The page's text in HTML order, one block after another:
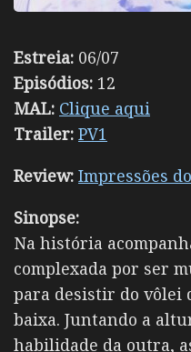
Estreia: 06/07
Episódios: 12
MAL: Clique aqui
Trailer: PV1
Review: Impressões
Sinopse:
Na história
complexada por ser
para desistir do vôlei
baixa. Juntando a
habilidade da outra,